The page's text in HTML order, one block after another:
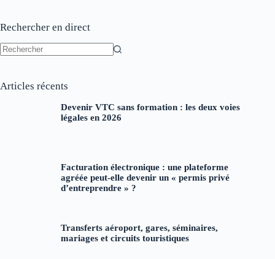
Rechercher en direct
Articles récents
Devenir VTC sans formation : les deux voies
légales en 2026
Facturation électronique : une plateforme
agréée peut-elle devenir un « permis privé
d’entreprendre » ?
Transferts aéroport, gares, séminaires,
mariages et circuits touristiques